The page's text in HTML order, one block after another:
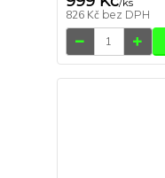
/ks
826 Kč bez DPH